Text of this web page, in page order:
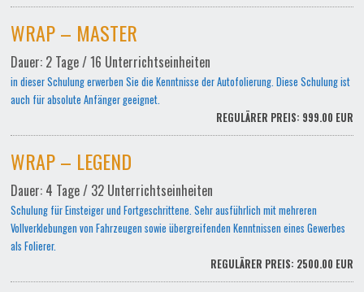
WRAP – MASTER
Dauer: 2 Tage / 16 Unterrichtseinheiten
in dieser Schulung erwerben Sie die Kenntnisse der Autofolierung. Diese Schulung ist
auch für absolute Anfänger geeignet.
REGULÄRER PREIS: 999.00 EUR
WRAP – LEGEND
Dauer: 4 Tage / 32 Unterrichtseinheiten
Schulung für Einsteiger und Fortgeschrittene. Sehr ausführlich mit mehreren
Vollverklebungen von Fahrzeugen sowie übergreifenden Kenntnissen eines Gewerbes
als Folierer.
REGULÄRER PREIS: 2500.00 EUR